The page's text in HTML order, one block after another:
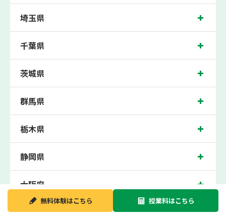
小学校、文蔵小学校の各小学校や、大谷場中学校、岸中学校、大谷口中学校、白幡
間テスト、期末テストなどのテスト対策や高校受験・大学受験に向けた受験指導な
どを実施。
南浦和近くの塾・個別指導塾。埼玉県さいたま市の小学生・中学生・高校生の成績
アップの塾・個別指導塾なら「森塾 南浦和校」へ。
る個別指導塾です。
などがございます。JR線南浦和駅から徒歩1分に位置する塾・個別指導塾です。南
浦和校は地域の評判を呼び、南浦和駅はもちろん、近隣の浦和駅や蕨駅からもお通
いいただいております。無料体験受付中です！
埼玉県
千葉県
茨城県
群馬県
栃木県
静岡県
大阪府
新潟県
無料体験はこちら 授業料はこちら